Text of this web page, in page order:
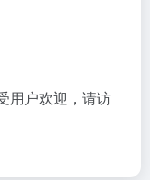
用户欢迎，请访